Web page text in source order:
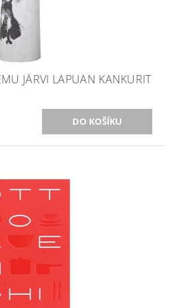
JÄRVI LAPUAN KANKURIT